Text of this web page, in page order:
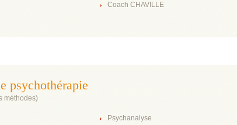
Coach CHAVILLE
psychothérapie
méthodes)
Psychanalyse